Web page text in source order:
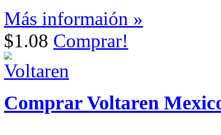
Más informaión »
$1.08 Comprar!
Comprar Voltaren